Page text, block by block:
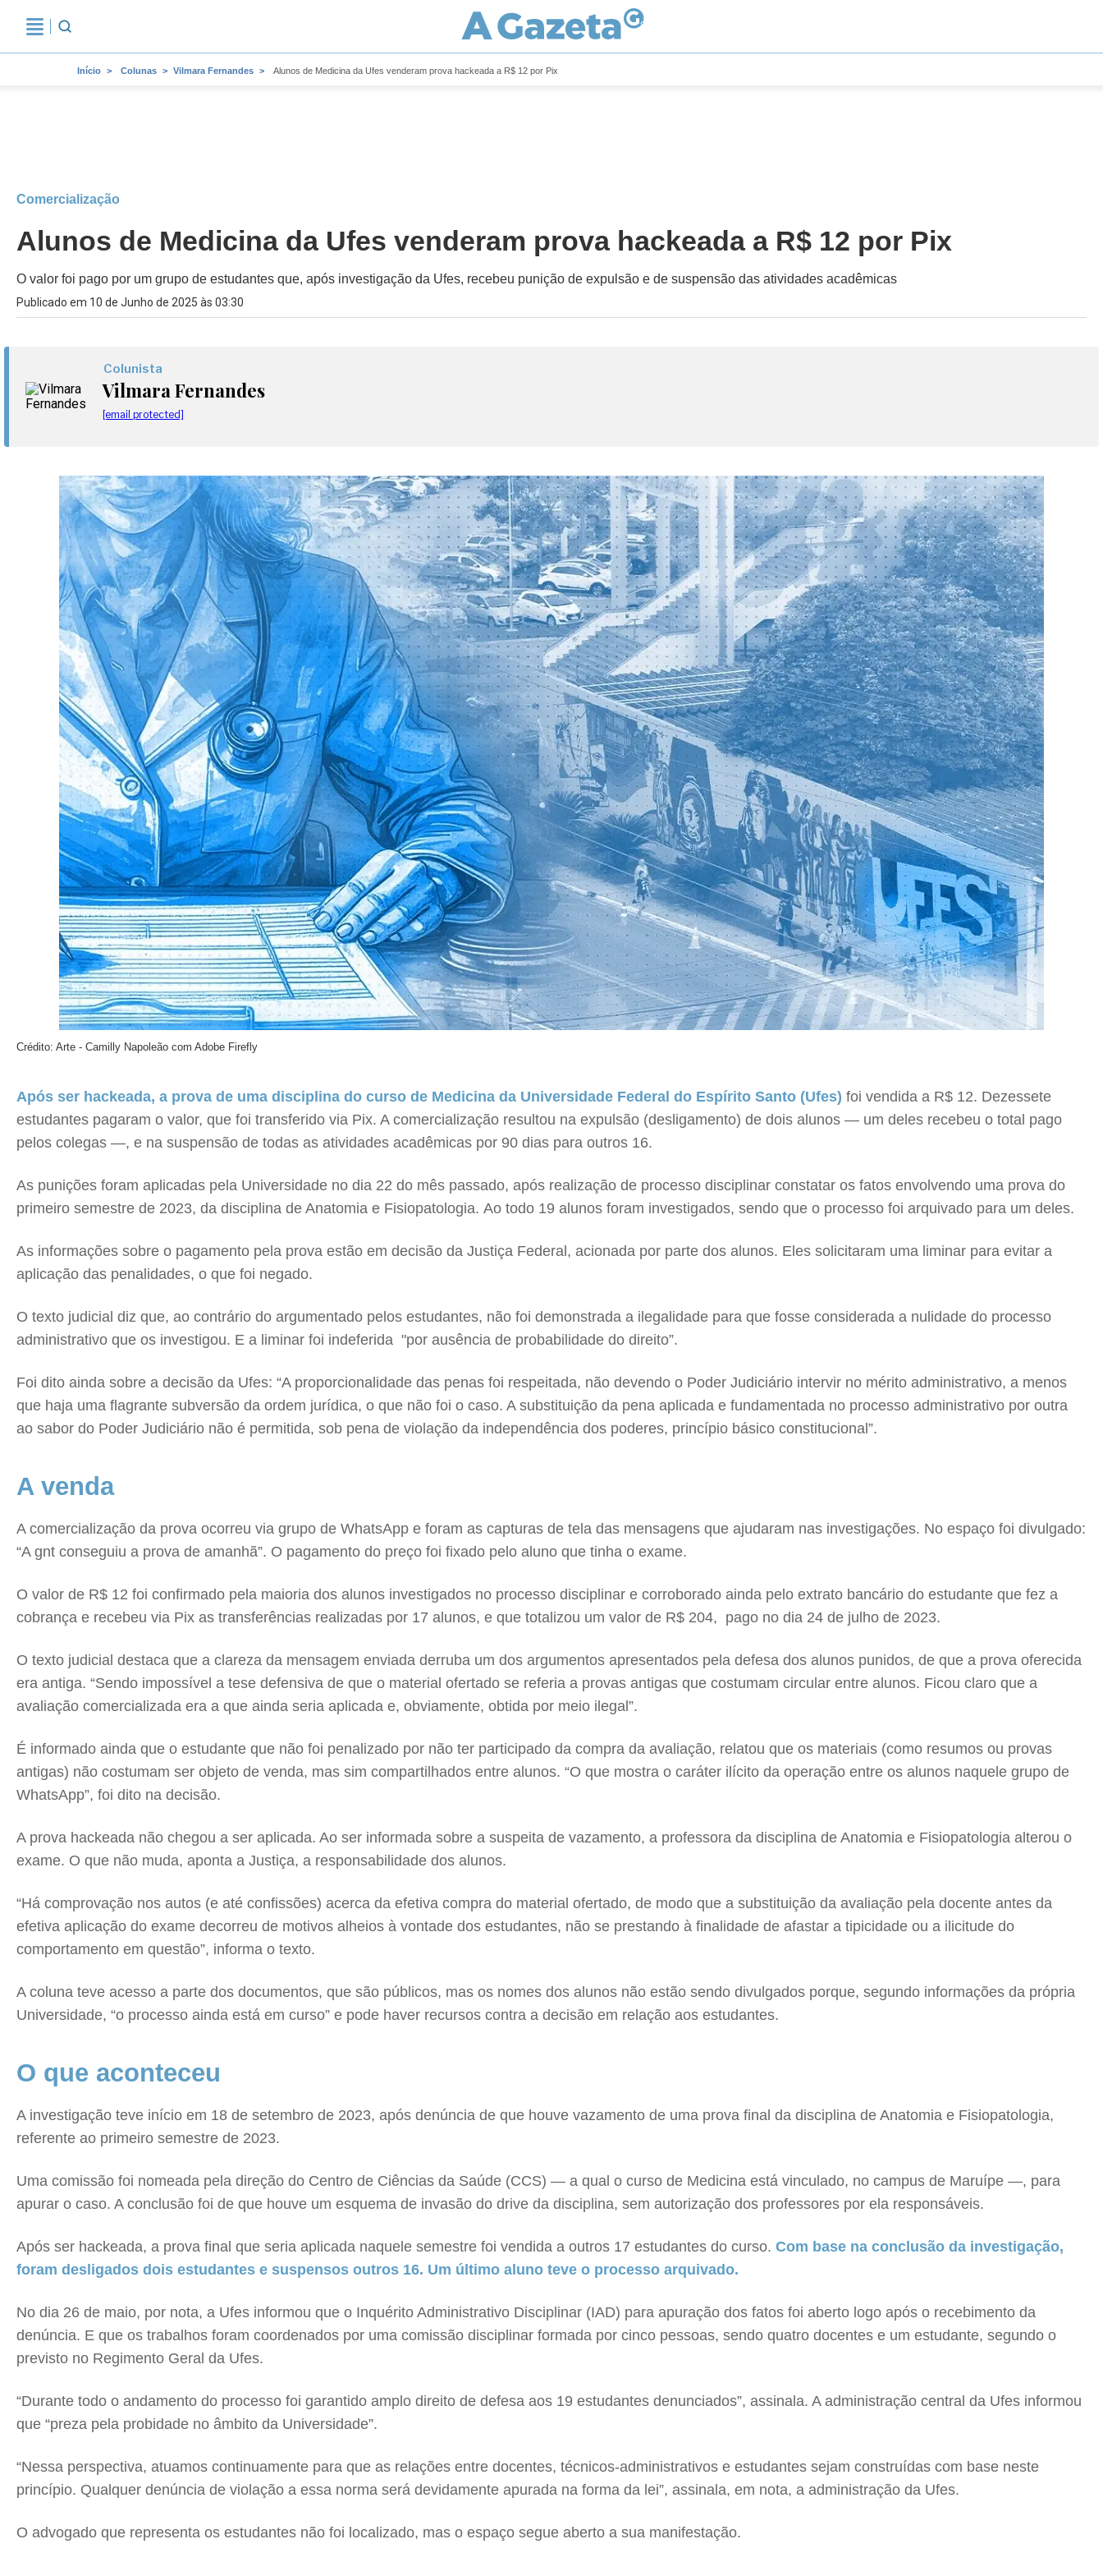
Início Colunas Vilmara Fernandes Alunos de Medicina da Ufes venderam prova hackeada a R$ 12 por Pix
Comercialização
Alunos de Medicina da Ufes venderam prova hackeada a R$ 12 por Pix
O valor foi pago por um grupo de estudantes que, após investigação da Ufes, recebeu punição de expulsão e de suspensão das atividades acadêmicas
Publicado em 10 de Junho de 2025 às 03:30
Colunista
Vilmara Fernandes
[email protected]
Crédito: Arte - Camilly Napoleão com Adobe Firefly
Após ser hackeada, a prova de uma disciplina do curso de Medicina da Universidade Federal do Espírito Santo (Ufes) foi vendida a R$ 12. Dezessete
estudantes pagaram o valor, que foi transferido via Pix. A comercialização resultou na expulsão (desligamento) de dois alunos — um deles recebeu o total pago
pelos colegas —, e na suspensão de todas as atividades acadêmicas por 90 dias para outros 16.
As punições foram aplicadas pela Universidade no dia 22 do mês passado, após realização de processo disciplinar constatar os fatos envolvendo uma prova do
primeiro semestre de 2023, da disciplina de Anatomia e Fisiopatologia. Ao todo 19 alunos foram investigados, sendo que o processo foi arquivado para um deles.
As informações sobre o pagamento pela prova estão em decisão da Justiça Federal, acionada por parte dos alunos. Eles solicitaram uma liminar para evitar a
aplicação das penalidades, o que foi negado.
O texto judicial diz que, ao contrário do argumentado pelos estudantes, não foi demonstrada a ilegalidade para que fosse considerada a nulidade do processo
administrativo que os investigou. E a liminar foi indeferida "por ausência de probabilidade do direito”.
Foi dito ainda sobre a decisão da Ufes: “A proporcionalidade das penas foi respeitada, não devendo o Poder Judiciário intervir no mérito administrativo, a menos
que haja uma flagrante subversão da ordem jurídica, o que não foi o caso. A substituição da pena aplicada e fundamentada no processo administrativo por outra
ao sabor do Poder Judiciário não é permitida, sob pena de violação da independência dos poderes, princípio básico constitucional”.
A venda
A comercialização da prova ocorreu via grupo de WhatsApp e foram as capturas de tela das mensagens que ajudaram nas investigações. No espaço foi divulgado:
“A gnt conseguiu a prova de amanhã”. O pagamento do preço foi fixado pelo aluno que tinha o exame.
O valor de R$ 12 foi confirmado pela maioria dos alunos investigados no processo disciplinar e corroborado ainda pelo extrato bancário do estudante que fez a
cobrança e recebeu via Pix as transferências realizadas por 17 alunos, e que totalizou um valor de R$ 204, pago no dia 24 de julho de 2023.
O texto judicial destaca que a clareza da mensagem enviada derruba um dos argumentos apresentados pela defesa dos alunos punidos, de que a prova oferecida
era antiga. “Sendo impossível a tese defensiva de que o material ofertado se referia a provas antigas que costumam circular entre alunos. Ficou claro que a
avaliação comercializada era a que ainda seria aplicada e, obviamente, obtida por meio ilegal”.
É informado ainda que o estudante que não foi penalizado por não ter participado da compra da avaliação, relatou que os materiais (como resumos ou provas
antigas) não costumam ser objeto de venda, mas sim compartilhados entre alunos. “O que mostra o caráter ilícito da operação entre os alunos naquele grupo de
WhatsApp”, foi dito na decisão.
A prova hackeada não chegou a ser aplicada. Ao ser informada sobre a suspeita de vazamento, a professora da disciplina de Anatomia e Fisiopatologia alterou o
exame. O que não muda, aponta a Justiça, a responsabilidade dos alunos.
“Há comprovação nos autos (e até confissões) acerca da efetiva compra do material ofertado, de modo que a substituição da avaliação pela docente antes da
efetiva aplicação do exame decorreu de motivos alheios à vontade dos estudantes, não se prestando à finalidade de afastar a tipicidade ou a ilicitude do
comportamento em questão”, informa o texto.
A coluna teve acesso a parte dos documentos, que são públicos, mas os nomes dos alunos não estão sendo divulgados porque, segundo informações da própria
Universidade, “o processo ainda está em curso” e pode haver recursos contra a decisão em relação aos estudantes.
O que aconteceu
A investigação teve início em 18 de setembro de 2023, após denúncia de que houve vazamento de uma prova final da disciplina de Anatomia e Fisiopatologia,
referente ao primeiro semestre de 2023.
Uma comissão foi nomeada pela direção do Centro de Ciências da Saúde (CCS) — a qual o curso de Medicina está vinculado, no campus de Maruípe —, para
apurar o caso. A conclusão foi de que houve um esquema de invasão do drive da disciplina, sem autorização dos professores por ela responsáveis.
Após ser hackeada, a prova final que seria aplicada naquele semestre foi vendida a outros 17 estudantes do curso. Com base na conclusão da investigação,
foram desligados dois estudantes e suspensos outros 16. Um último aluno teve o processo arquivado.
No dia 26 de maio, por nota, a Ufes informou que o Inquérito Administrativo Disciplinar (IAD) para apuração dos fatos foi aberto logo após o recebimento da
denúncia. E que os trabalhos foram coordenados por uma comissão disciplinar formada por cinco pessoas, sendo quatro docentes e um estudante, segundo o
previsto no Regimento Geral da Ufes.
“Durante todo o andamento do processo foi garantido amplo direito de defesa aos 19 estudantes denunciados”, assinala. A administração central da Ufes informou
que “preza pela probidade no âmbito da Universidade”.
“Nessa perspectiva, atuamos continuamente para que as relações entre docentes, técnicos-administrativos e estudantes sejam construídas com base neste
princípio. Qualquer denúncia de violação a essa norma será devidamente apurada na forma da lei”, assinala, em nota, a administração da Ufes.
O advogado que representa os estudantes não foi localizado, mas o espaço segue aberto a sua manifestação.